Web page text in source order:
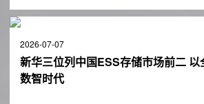
2026-07-07
新华三位列中国ESS存储市场前二
数智时代